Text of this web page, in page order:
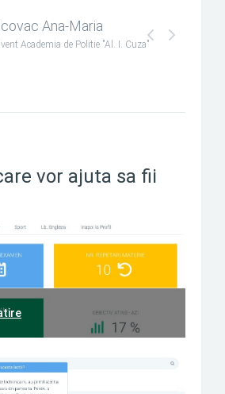
Ana-Maria
Academia de Politie "Al. I. Cuza"
Previous
vor ajuta sa fii